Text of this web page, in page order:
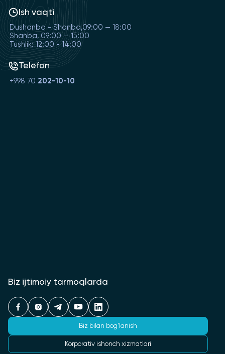
Ish vaqti
Dushanba - Shanba,09:00 — 18:00
Shanba, 09:00 — 15:00
Tushlik: 12:00 - 14:00
Telefon
+998 70 202-10-10
Biz ijtimoiy tarmoqlarda
Biz bilan bog‘lanish
Korporativ ishonch xizmatlari